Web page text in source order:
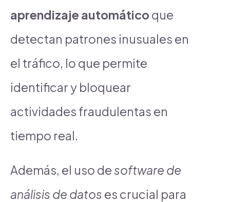
aprendizaje automático que
detectan patrones inusuales en
el tráfico, lo que permite
identificar y bloquear
actividades fraudulentas en
tiempo real.
Además, el uso desoftware de
análisis de datos es crucial para